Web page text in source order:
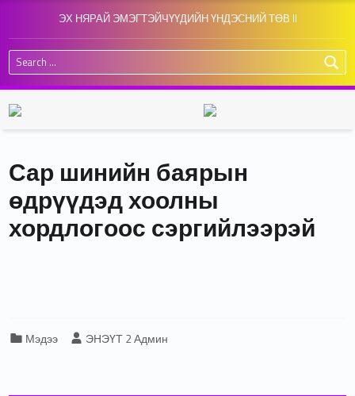
ЭХ НЯРАЙ ЭМЭГТЭЙЧҮҮДИЙН ҮНДЭСНИЙ ТӨВ II
Search for:
Сар шинийн баярын
өдрүүдэд хоолны
хордлогоос сэргийлээрэй
Categorized in:
Мэдээ Written by:
ЭНЭҮТ 2 Админ